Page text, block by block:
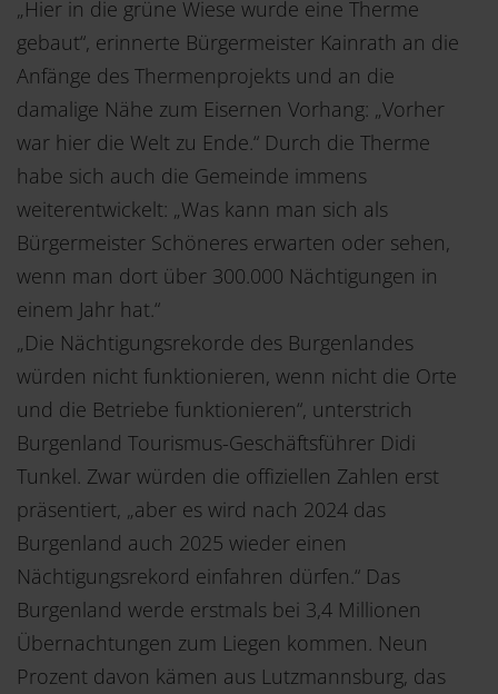
„Hier in die grüne Wiese wurde eine Therme
gebaut“, erinnerte Bürgermeister Kainrath an die
Anfänge des Thermenprojekts und an die
damalige Nähe zum Eisernen Vorhang: „Vorher
war hier die Welt zu Ende.“ Durch die Therme
habe sich auch die Gemeinde immens
weiterentwickelt: „Was kann man sich als
Bürgermeister Schöneres erwarten oder sehen,
wenn man dort über 300.000 Nächtigungen in
einem Jahr hat.“
„Die Nächtigungsrekorde des Burgenlandes
würden nicht funktionieren, wenn nicht die Orte
und die Betriebe funktionieren“, unterstrich
Burgenland Tourismus-Geschäftsführer Didi
Tunkel. Zwar würden die offiziellen Zahlen erst
präsentiert, „aber es wird nach 2024 das
Burgenland auch 2025 wieder einen
Nächtigungsrekord einfahren dürfen.“ Das
Burgenland werde erstmals bei 3,4 Millionen
Übernachtungen zum Liegen kommen. Neun
Prozent davon kämen aus Lutzmannsburg, das